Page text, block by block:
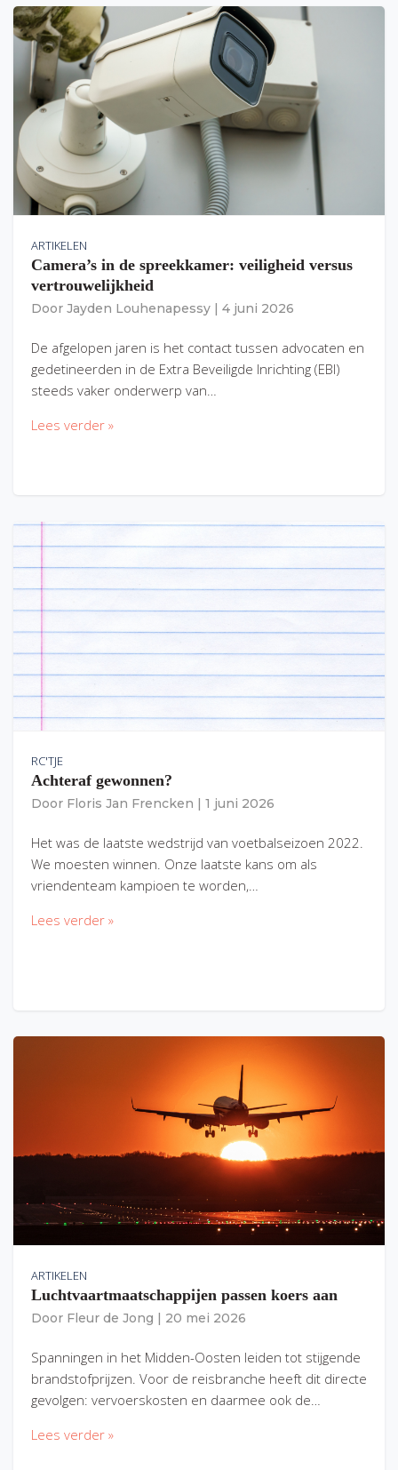
ARTIKELEN
Camera’s in de spreekkamer: veiligheid versus
vertrouwelijkheid
Door Jayden Louhenapessy 4 juni 2026
De afgelopen jaren is het contact tussen advocaten en
gedetineerden in de Extra Beveiligde Inrichting (EBI)
steeds vaker onderwerp van…
Lees verder »
RC'TJE
Achteraf gewonnen?
Door Floris Jan Frencken 1 juni 2026
Het was de laatste wedstrijd van voetbalseizoen 2022.
We moesten winnen. Onze laatste kans om als
vriendenteam kampioen te worden,…
Lees verder »
ARTIKELEN
Luchtvaartmaatschappijen passen koers aan
Door Fleur de Jong 20 mei 2026
Spanningen in het Midden-Oosten leiden tot stijgende
brandstofprijzen. Voor de reisbranche heeft dit directe
gevolgen: vervoerskosten en daarmee ook de…
Lees verder »